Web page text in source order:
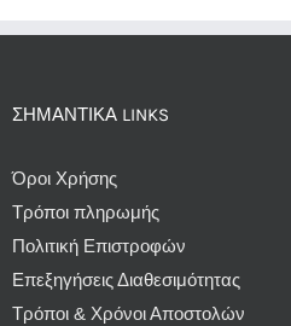
ΣΗΜΑΝΤΙΚΆ LINKS
Όροι Χρήσης
Τρόποι πληρωμής
Πολιτική Επιστροφών
Επεξηγήσεις Διαθεσιμότητας
Τρόποι & Χρόνοι Αποστολών